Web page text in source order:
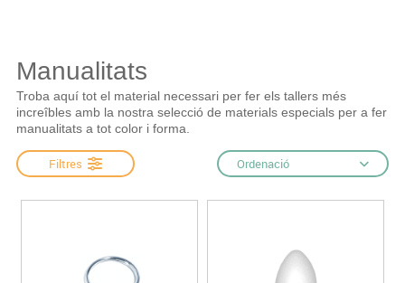
Manualitats
Troba aquí tot el material necessari per fer els tallers més
increîbles amb la nostra selecció de materials especials per a fer
manualitats a tot color i forma.
Filtres Ordenació